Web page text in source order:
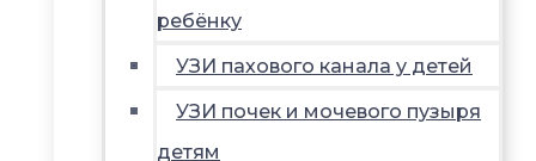
ребёнку
УЗИ пахового канала у детей
УЗИ почек и мочевого пузыря
детям